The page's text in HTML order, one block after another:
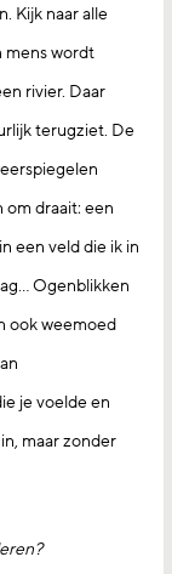
Kijk naar alle
mens wordt
rivier. Daar
terugziet. De
om draait: een
een veld die ik in
Ogenblikken
ook weemoed
je voelde en
maar zonder